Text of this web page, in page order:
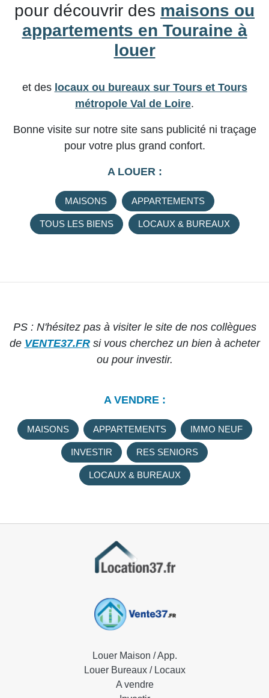
pour découvrir des maisons ou
appartements en Touraine à
louer
et des locaux ou bureaux sur Tours et Tours
métropole Val de Loire.
Bonne visite sur notre site sans publicité ni traçage
pour votre plus grand confort.
A LOUER :
MAISONS APPARTEMENTS
TOUS LES BIENS LOCAUX & BUREAUX
PS : N'hésitez pas à visiter le site de nos collègues
de VENTE37.FRsi vous cherchez un bien à acheter
ou pour investir.
A VENDRE :
MAISONS APPARTEMENTS IMMO NEUF
INVESTIR RES SENIORS
LOCAUX & BUREAUX
Louer Maison / App.
Louer Bureaux / Locaux
A vendre